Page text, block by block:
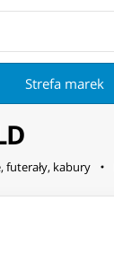
Strefa marek
futerały, kabury